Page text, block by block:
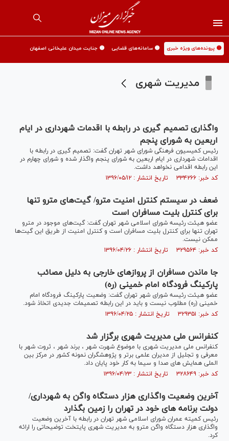
🟡 پرونده‌های ویژه خبری 🟡 سامانه‌های قضایی 🟡 جنایت میدان علیخانی اصفهان
مدیریت شهری
واگذاری تصمیم گیری در رابطه با اقدمات شهرداری در ایام
اربعین به شورای پنجم
رئیس کمیسیون فرهنگی شورای شهر تهران گفت: تصمیم گیری در رابطه با
اقدامات شهرداری در ایام اربعین به شورای پنجم واگذار شده و شورای چهارم در
این رابطه اقدامی نخواهد داشت.
کد خبر: ۳۳۴۲۶۶ تاریخ انتشار : ۱۳۹۶/۰۵/۱۲
ضعف در سیستم کنترل امنیت مترو/ گیت‌های مترو تنها
برای کنترل بلیت مسافران است
عضو هیئت رئیسه شورای اسلامی شهر تهران گفت: گیت‌های موجود در مترو
تهران تنها برای کنترل بلیت مسافران است و کنترل امنیت از طریق این گیت‌ها
ممکن نیست.
کد خبر: ۳۲۹۵۶۴ تاریخ انتشار : ۱۳۹۶/۰۴/۲۶
جا ماندن مسافران از پرواز‌های خارجی به دلیل مصائب
پارکینگ فرودگاه امام خمینی (ره)
عضو هیئت رئیسه شورای شهر تهران گفت: وضعیت پارکینگ فرودگاه امام
خمینی (ره) مطلوب نیست و باید در این رابطه تصمیمات جدیدی اتخاذ شود.
کد خبر: ۳۲۹۳۵۱ تاریخ انتشار : ۱۳۹۶/۰۴/۲۵
کنفرانس ملی مدیریت شهری برگزار شد
کنفرانس ملی مدیریت شهری با موضوع شهرت شهر ، برند شهر ، ثروت شهر با
معرفی و تجلیل از مدیران علمی برتر و پژوهشگران نمونه کشور در مرکز بین
الملی همایش های صدا و سیما به کار خود پایان داد.
کد خبر: ۳۲۸۶۴۹ تاریخ انتشار : ۱۳۹۶/۰۴/۲۳
آخرین وضعیت واگذاری هزار دستگاه واگن به شهرداری/
دولت برنامه های خود در تهران را زمین بگذارد
رئیس کمیته عمران شورای اسلامی شهر تهران در رابطه با آخرین وضعیت
واگذاری هزار دستگاه واگن مترو به مدیریت شهری پایتخت توضیحاتی را ارائه
کرد.